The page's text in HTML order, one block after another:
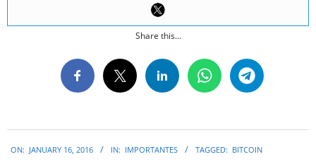
Share this...
01-
ON: JANUARY 16, 2016 IN: IMPORTANTES TAGGED: BITCOIN